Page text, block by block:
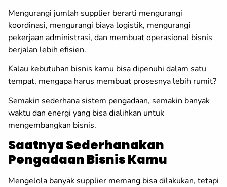
Mengurangi jumlah supplier berarti mengurangi
koordinasi, mengurangi biaya logistik, mengurangi
pekerjaan administrasi, dan membuat operasional bisnis
berjalan lebih efisien.
Kalau kebutuhan bisnis kamu bisa dipenuhi dalam satu
tempat, mengapa harus membuat prosesnya lebih rumit?
Semakin sederhana sistem pengadaan, semakin banyak
waktu dan energi yang bisa dialihkan untuk
mengembangkan bisnis.
Saatnya Sederhanakan
Pengadaan Bisnis Kamu
Mengelola banyak supplier memang bisa dilakukan, tetapi